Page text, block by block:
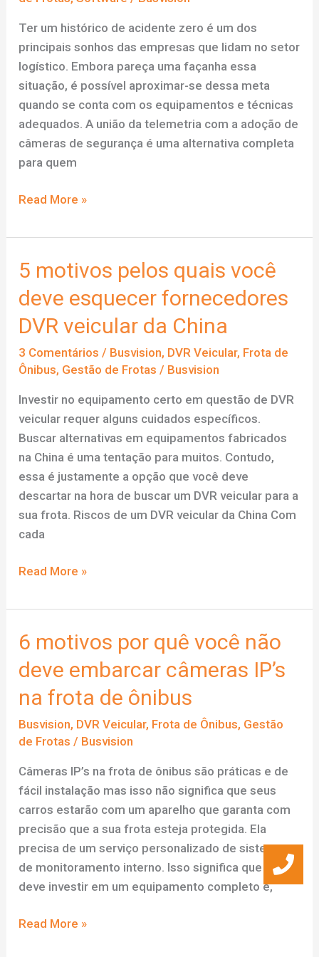
Ter um histórico de acidente zero é um dos
principais sonhos das empresas que lidam no setor
logístico. Embora pareça uma façanha essa
situação, é possível aproximar-se dessa meta
quando se conta com os equipamentos e técnicas
adequados. A união da telemetria com a adoção de
câmeras de segurança é uma alternativa completa
para quem
Sonho
acidente
nas
estradas
integração
telemetria
e
Read More »
5 motivos pelos quais você
deve esquecer fornecedores
DVR veicular da China
3 Comentários / Busvision, DVR Veicular, Frota de
Ônibus, Gestão de Frotas / Busvision
Investir no equipamento certo em questão de DVR
veicular requer alguns cuidados específicos.
Buscar alternativas em equipamentos fabricados
na China é uma tentação para muitos. Contudo,
essa é justamente a opção que você deve
descartar na hora de buscar um DVR veicular para a
sua frota. Riscos de um DVR veicular da China Com
cada
5
pelos
você
deve
esquecer
fornecedores
DVR
veicular
Read More »
6 motivos por quê você não
deve embarcar câmeras IP’s
na frota de ônibus
Busvision, DVR Veicular, Frota de Ônibus, Gestão
de Frotas / Busvision
Câmeras IP’s na frota de ônibus são práticas e de
fácil instalação mas isso não significa que seus
carros estarão com um aparelho que garanta com
precisão que a sua frota esteja protegida. Ela
precisa de um serviço personalizado de sistema
de monitoramento interno. Isso significa que você
deve investir em um equipamento completo e,
6
Read More »